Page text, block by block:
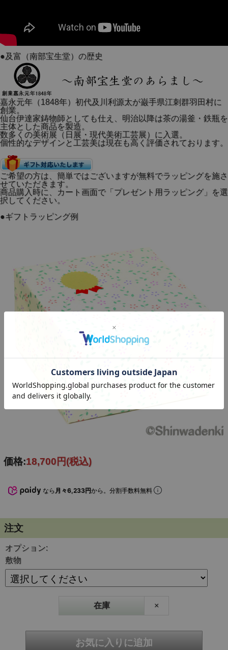
造られてから50年以上経つ、及富をを代表するロングセラー
の鉄瓶です。
縁起が良いとされるひょうたん文様を施しております。
瓢（ひさご）は、3つ揃えば三拍（瓢）子揃って縁起が良
い。6つ揃った「六瓢箪」は、無病（六瓢）息災のお守りと
されています。
蓋の摘みもひょうたんをデザインしております。
●及富（南部宝生堂）の歴史
嘉永元年（1848年）初代及川利源太が巌手県江刺群羽田村に
創業。
仙台伊達家鋳物師としても仕え、明治以降は茶の湯釜・鉄瓶を
主体とした商品を製造。
数多くの美術展（日展・現代美術工芸展）に入選。
個性的なデザインと工芸美は現在も高く評価されております。
ご希望の方は、簡単ではございますが無料でラッピングを施さ
せていただきます。
商品購入時に、カート画面で「プレゼント用ラッピング」を選
択してください。
●ギフトラッピング例
価格:18,700円(税込)
なら 月々6,233円から。分割手数料無料
注文
オプション:
敷物
在庫 ×